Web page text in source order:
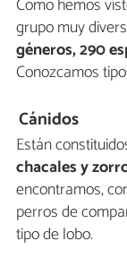
Como hemos
grupo muy
géneros, 290
Conozcamos
Cánidos
Están
chacales y
encontramos,
perros de
tipo de lobo.